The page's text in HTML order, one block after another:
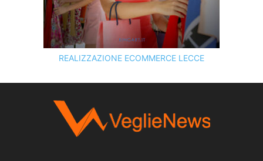
REALIZZAZIONE ECOMMERCE LECCE
SCOPRI I SERVIZI DIKINGART.IT